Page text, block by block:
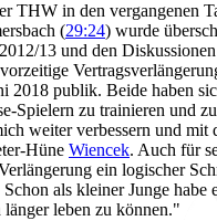
THW in den vergangenen
(29:24) wurde
13 und den
2018 publik. Beide haben
Spielern zu trainieren und zu
weiter verbessern und mit
Hüne Wiencek. Auch für
ein logischer
als kleiner Junge habe
leben zu können."